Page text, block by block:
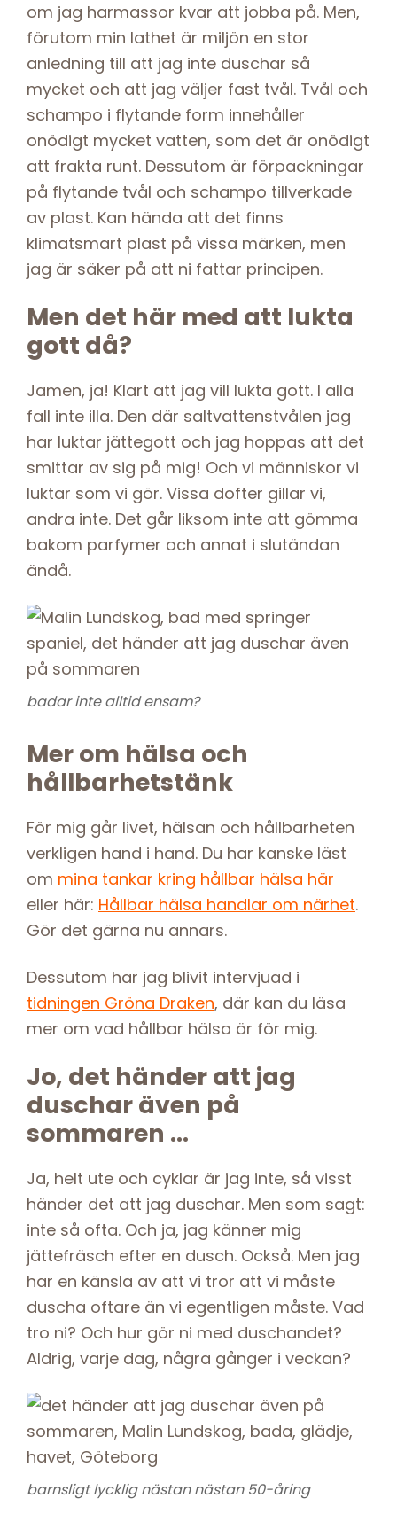
om jag harmassor kvar att jobba på. Men,
förutom min lathet är miljön en stor
anledning till att jag inte duschar så
mycket och att jag väljer fast tvål. Tvål och
schampo i flytande form innehåller
onödigt mycket vatten, som det är onödigt
att frakta runt. Dessutom är förpackningar
på flytande tvål och schampo tillverkade
av plast. Kan hända att det finns
klimatsmart plast på vissa märken, men
jag är säker på att ni fattar principen.
Men det här med att lukta
gott då?
Jamen, ja! Klart att jag vill lukta gott. I alla
fall inte illa. Den där saltvattenstvålen jag
har luktar jättegott och jag hoppas att det
smittar av sig på mig! Och vi människor vi
luktar som vi gör. Vissa dofter gillar vi,
andra inte. Det går liksom inte att gömma
bakom parfymer och annat i slutändan
ändå.
badar inte alltid ensam?
Mer om hälsa och
hållbarhetstänk
För mig går livet, hälsan och hållbarheten
verkligen hand i hand. Du har kanske läst
om mina tankar kring hållbar hälsa här
eller här: Hållbar hälsa handlar om närhet.
Gör det gärna nu annars.
Dessutom har jag blivit intervjuad i
tidningen Gröna Draken, där kan du läsa
mer om vad hållbar hälsa är för mig.
Jo, det händer att jag
duschar även på
sommaren …
Ja, helt ute och cyklar är jag inte, så visst
händer det att jag duschar. Men som sagt:
inte så ofta. Och ja, jag känner mig
jättefräsch efter en dusch. Också. Men jag
har en känsla av att vi tror att vi måste
duscha oftare än vi egentligen måste. Vad
tro ni? Och hur gör ni med duschandet?
Aldrig, varje dag, några gånger i veckan?
barnsligt lycklig nästan nästan 50-åring